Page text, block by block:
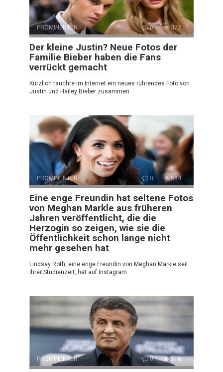
PROMINENTEN 0 472
Der kleine Justin? Neue Fotos der
Familie Bieber haben die Fans
verrückt gemacht
Kürzlich tauchte im Internet ein neues rührendes Foto von
Justin und Hailey Bieber zusammen
PROMINENTEN 0 584
Eine enge Freundin hat seltene Fotos
von Meghan Markle aus früheren
Jahren veröffentlicht, die die
Herzogin so zeigen, wie sie die
Öffentlichkeit schon lange nicht
mehr gesehen hat
Lindsay Roth, eine enge Freundin von Meghan Markle seit
ihrer Studienzeit, hat auf Instagram
PROMINENTEN 0 518